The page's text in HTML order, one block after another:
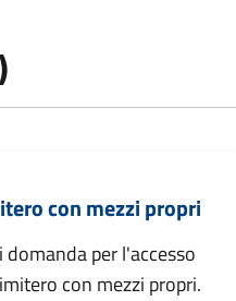
con mezzi propri
per l'accesso
con mezzi propri.